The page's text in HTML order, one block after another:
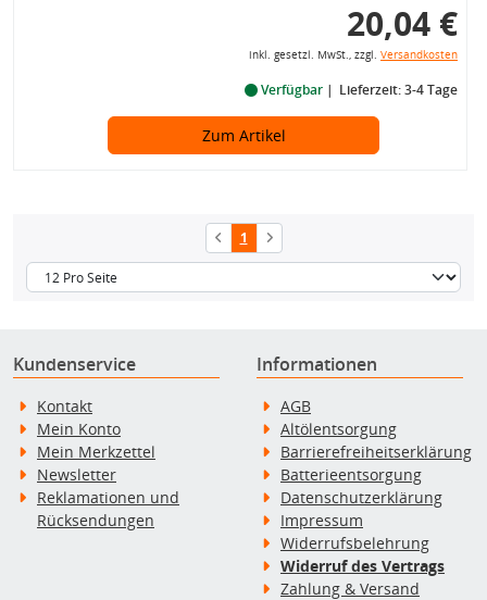
20,04 €
inkl. gesetzl. MwSt., zzgl. Versandkosten
Verfügbar Lieferzeit: 3-4 Tage
Zum Artikel
1
Kundenservice
Kontakt
Mein Konto
Mein Merkzettel
Newsletter
Reklamationen und
Rücksendungen
Informationen
AGB
Altölentsorgung
Barrierefreiheitserklärung
Batterieentsorgung
Datenschutzerklärung
Impressum
Widerrufsbelehrung
Widerruf des Vertrags
Zahlung & Versand